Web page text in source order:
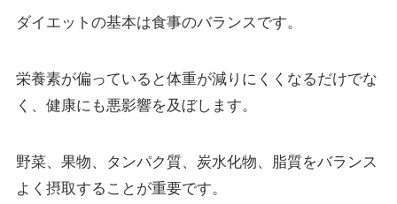
ダイエットの基本は食事のバランスです。
栄養素が偏っていると体重が減りにくくなるだけでな
く、健康にも悪影響を及ぼします。
野菜、果物、タンパク質、炭水化物、脂質をバランス
よく摂取することが重要です。